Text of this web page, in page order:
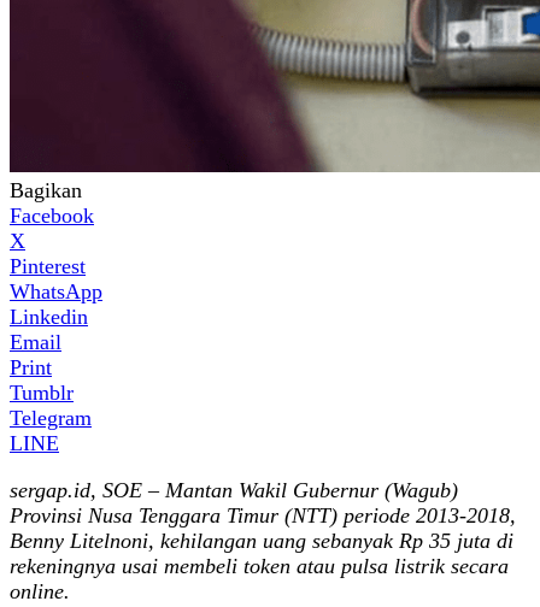
Bagikan
Facebook
X
Pinterest
WhatsApp
Linkedin
Email
Print
Tumblr
Telegram
LINE
sergap.id, SOE – Mantan Wakil Gubernur (Wagub)
Provinsi Nusa Tenggara Timur (NTT) periode 2013-2018,
Benny Litelnoni, kehilangan uang sebanyak Rp 35 juta di
rekeningnya usai membeli token atau pulsa listrik secara
online.